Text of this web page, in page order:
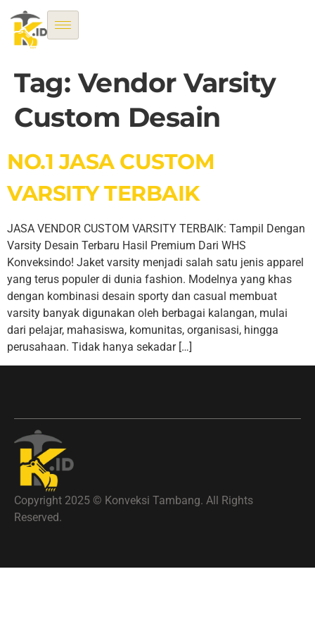
Tag:Vendor Varsity
Custom Desain
NO.1 JASA CUSTOM
VARSITY TERBAIK
JASA VENDOR CUSTOM VARSITY TERBAIK: Tampil Dengan
Varsity Desain Terbaru Hasil Premium Dari WHS
Konveksindo! Jaket varsity menjadi salah satu jenis apparel
yang terus populer di dunia fashion. Modelnya yang khas
dengan kombinasi desain sporty dan casual membuat
varsity banyak digunakan oleh berbagai kalangan, mulai
dari pelajar, mahasiswa, komunitas, organisasi, hingga
perusahaan. Tidak hanya sekadar […]
Copyright 2025 © Konveksi Tambang. All Rights
Reserved.